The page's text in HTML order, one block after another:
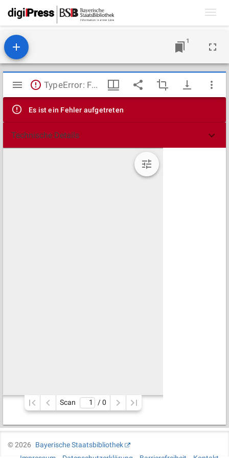
1
Mirador
Viewer
TypeError: Failed to fetch
Es ist ein Fehler aufgetreten
Technische Details
Scan / 0
©2026
Bayerische Staatsbibliothek